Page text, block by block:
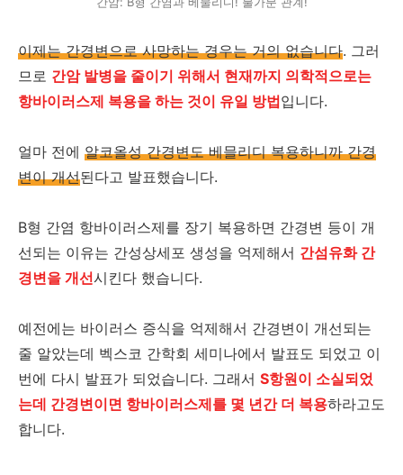
이제는 간경변으로 사망하는 경우는 거의 없습니다. 그러
므로 간암 발병을 줄이기 위해서 현재까지 의학적으로는
항바이러스제 복용을 하는 것이 유일 방법입니다.
얼마 전에 알코올성 간경변도 베믈리디 복용하니까 간경
변이 개선된다고 발표했습니다.
B형 간염 항바이러스제를 장기 복용하면 간경변 등이 개
선되는 이유는 간성상세포 생성을 억제해서 간섬유화 간
경변을 개선시킨다 했습니다.
예전에는 바이러스 증식을 억제해서 간경변이 개선되는
줄 알았는데 벡스코 간학회 세미나에서 발표도 되었고 이
번에 다시 발표가 되었습니다. 그래서 S항원이 소실되었
는데 간경변이면 항바이러스제를 몇 년간 더 복용하라고도
합니다.